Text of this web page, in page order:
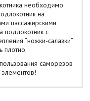
необходимо
на
пассажирскими
подлокотник с
“ножки-салазки”
плотно.
саморезов